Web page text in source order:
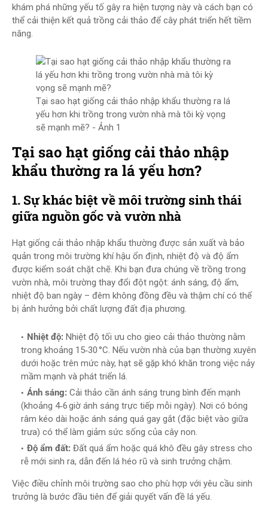
khám phá những yếu tố gây ra hiện tượng này và cách bạn có
thể cải thiện kết quả trồng cải thảo để cây phát triển hết tiềm
năng.
Tại sao hạt giống cải thảo nhập khẩu thường ra lá
yếu hơn khi trồng trong vườn nhà mà tôi kỳ vọng
sẽ mạnh mẽ? - Ảnh 1
Tại sao hạt giống cải thảo nhập
khẩu thường ra lá yếu hơn?
1. Sự khác biệt về môi trường sinh thái
giữa nguồn gốc và vườn nhà
Hạt giống cải thảo nhập khẩu thường được sản xuất và bảo
quản trong môi trường khí hậu ổn định, nhiệt độ và độ ẩm
được kiểm soát chặt chẽ. Khi bạn đưa chúng về trồng trong
vườn nhà, môi trường thay đổi đột ngột: ánh sáng, độ ẩm,
nhiệt độ ban ngày – đêm không đồng đều và thậm chí có thể
bị ảnh hưởng bởi chất lượng đất địa phương.
Nhiệt độ: Nhiệt độ tối ưu cho gieo cải thảo thường nằm
trong khoảng 15‑30 °C. Nếu vườn nhà của bạn thường xuyên
dưới hoặc trên mức này, hạt sẽ gặp khó khăn trong việc nảy
mầm mạnh và phát triển lá.
Ánh sáng: Cải thảo cần ánh sáng trung bình đến mạnh
(khoảng 4‑6 giờ ánh sáng trực tiếp mỗi ngày). Nơi có bóng
râm kéo dài hoặc ánh sáng quá gay gắt (đặc biệt vào giữa
trưa) có thể làm giảm sức sống của cây non.
Độ ẩm đất: Đất quá ẩm hoặc quá khô đều gây stress cho
rễ mới sinh ra, dẫn đến lá héo rũ và sinh trưởng chậm.
Việc điều chỉnh môi trường sao cho phù hợp với yêu cầu sinh
trưởng là bước đầu tiên để giải quyết vấn đề lá yếu.